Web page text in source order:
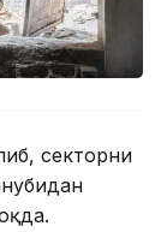
секторни